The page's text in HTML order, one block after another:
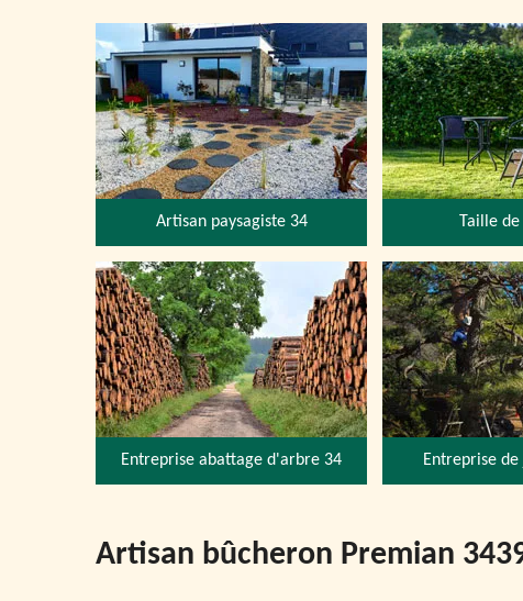
Artisan paysagiste 34 Taille
Entreprise abattage d'arbre 34 Entreprise
Artisan bûcheron Premian